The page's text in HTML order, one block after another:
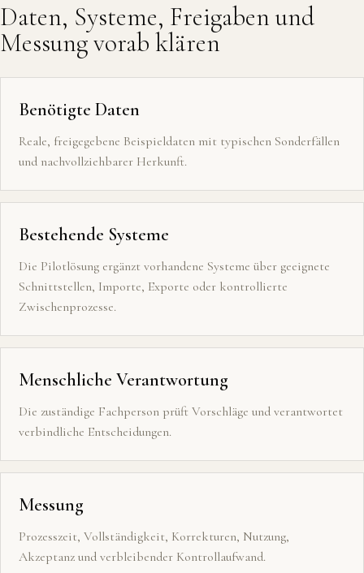
Daten, Systeme, Freigaben und
Messung vorab klären
Benötigte Daten
Reale, freigegebene Beispieldaten mit typischen Sonderfällen
und nachvollziehbarer Herkunft.
Bestehende Systeme
Die Pilotlösung ergänzt vorhandene Systeme über geeignete
Schnittstellen, Importe, Exporte oder kontrollierte
Zwischenprozesse.
Menschliche Verantwortung
Die zuständige Fachperson prüft Vorschläge und verantwortet
verbindliche Entscheidungen.
Messung
Prozesszeit, Vollständigkeit, Korrekturen, Nutzung,
Akzeptanz und verbleibender Kontrollaufwand.